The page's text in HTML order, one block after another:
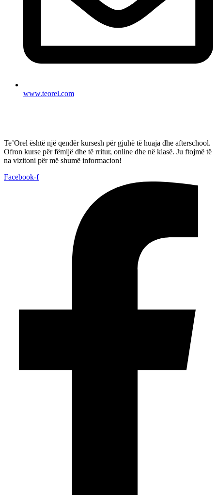
www.teorel.com
Te’Orel është një qendër kursesh për gjuhë të huaja dhe afterschool.
Ofron kurse për fëmijë dhe të rritur, online dhe në klasë. Ju ftojmë të
na vizitoni për më shumë informacion!
Facebook-f